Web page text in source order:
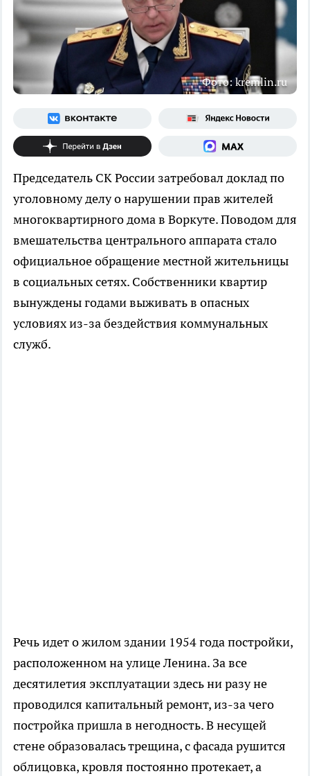
Фото: kremlin.ru
Председатель СК России затребовал доклад по
уголовному делу о нарушении прав жителей
многоквартирного дома в Воркуте. Поводом для
вмешательства центрального аппарата стало
официальное обращение местной жительницы
в социальных сетях. Собственники квартир
вынуждены годами выживать в опасных
условиях из-за бездействия коммунальных
служб.
Речь идет о жилом здании 1954 года постройки,
расположенном на улице Ленина. За все
десятилетия эксплуатации здесь ни разу не
проводился капитальный ремонт, из-за чего
постройка пришла в негодность. В несущей
стене образовалась трещина, с фасада рушится
облицовка, кровля постоянно протекает, а